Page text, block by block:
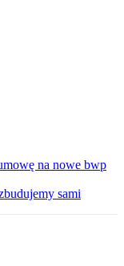
na nowe bwp
sami